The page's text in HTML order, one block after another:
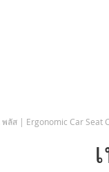
พลัส | Ergonomic Car Seat